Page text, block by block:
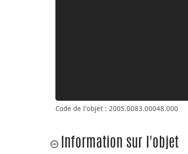
Code de l'objet : 2005.0083.00048.000
Information sur l'objet